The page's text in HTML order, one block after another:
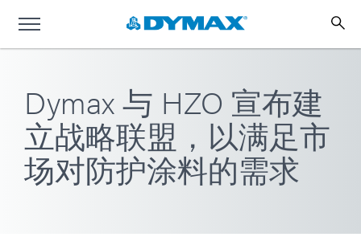
Dymax 与 HZO 宣布建
立战略联盟，以满足市
场对防护涂料的需求